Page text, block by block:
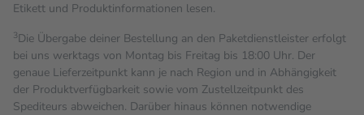
Etikett und Produktinformationen lesen.
3Die Übergabe deiner Bestellung an den Paketdienstleister erfolgt
bei uns werktags von Montag bis Freitag bis 18:00 Uhr. Der
genaue Lieferzeitpunkt kann je nach Region und in Abhängigkeit
der Produktverfügbarkeit sowie vom Zustellzeitpunkt des
Spediteurs abweichen. Darüber hinaus können notwendige